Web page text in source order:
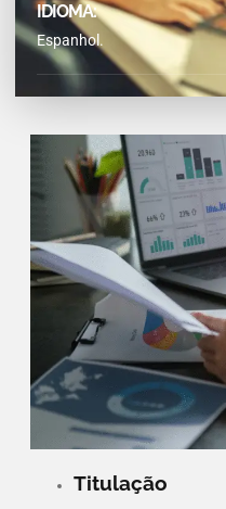
IDIOMA:
Espanhol.
Titulação